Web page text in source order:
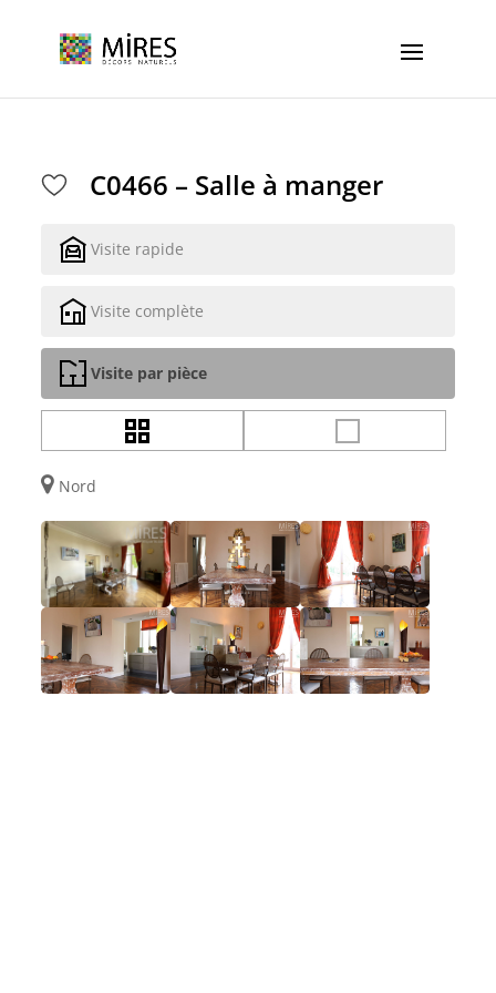
C0466 – Salle à manger
Visite rapide
Visite complète
Visite par pièce
Nord